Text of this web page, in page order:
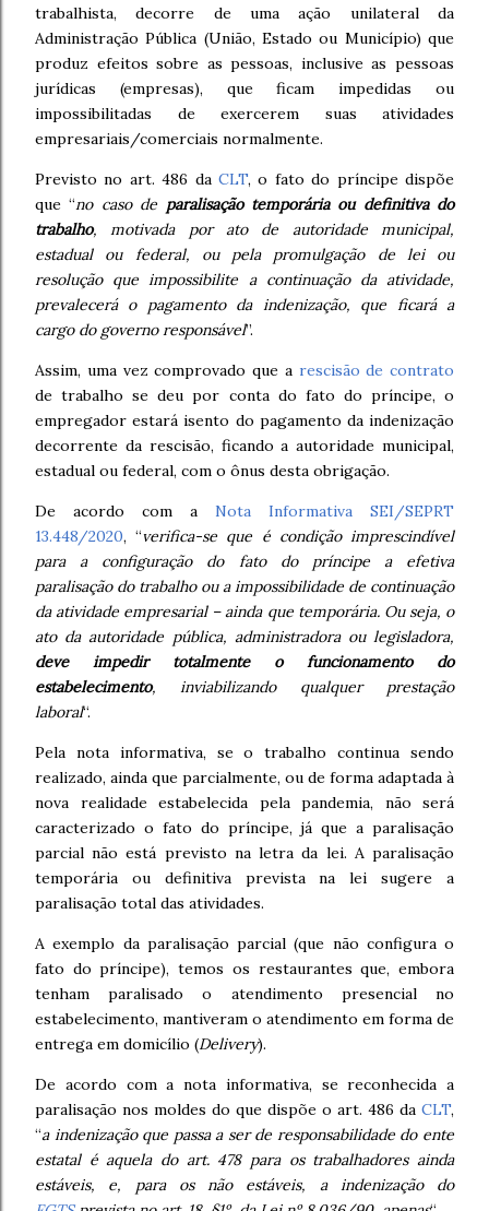
trabalhista, decorre de uma ação unilateral da
Administração Pública (União, Estado ou Município) que
produz efeitos sobre as pessoas, inclusive as pessoas
jurídicas (empresas), que ficam impedidas ou
impossibilitadas de exercerem suas atividades
empresariais/comerciais normalmente.
Previsto no art. 486 da CLT, o fato do príncipe dispõe
que “no caso de paralisação temporária ou definitiva do
trabalho, motivada por ato de autoridade municipal,
estadual ou federal, ou pela promulgação de lei ou
resolução que impossibilite a continuação da atividade,
prevalecerá o pagamento da indenização, que ficará a
cargo do governo responsável”.
Assim, uma vez comprovado que a rescisão de contrato
de trabalho se deu por conta do fato do príncipe, o
empregador estará isento do pagamento da indenização
decorrente da rescisão, ficando a autoridade municipal,
estadual ou federal, com o ônus desta obrigação.
De acordo com a Nota Informativa SEI/SEPRT
13.448/2020, “verifica-se que é condição imprescindível
para a configuração do fato do príncipe a efetiva
paralisação do trabalho ou a impossibilidade de continuação
da atividade empresarial – ainda que temporária. Ou seja, o
ato da autoridade pública, administradora ou legisladora,
deve impedir totalmente o funcionamento do
estabelecimento, inviabilizando qualquer prestação
laboral“.
Pela nota informativa, se o trabalho continua sendo
realizado, ainda que parcialmente, ou de forma adaptada à
nova realidade estabelecida pela pandemia, não será
caracterizado o fato do príncipe, já que a paralisação
parcial não está previsto na letra da lei. A paralisação
temporária ou definitiva prevista na lei sugere a
paralisação total das atividades.
A exemplo da paralisação parcial (que não configura o
fato do príncipe), temos os restaurantes que, embora
tenham paralisado o atendimento presencial no
estabelecimento, mantiveram o atendimento em forma de
entrega em domicílio (Delivery).
De acordo com a nota informativa, se reconhecida a
paralisação nos moldes do que dispõe o art. 486 da CLT,
“a indenização que passa a ser de responsabilidade do ente
estatal é aquela do art. 478 para os trabalhadores ainda
estáveis, e, para os não estáveis, a indenização do